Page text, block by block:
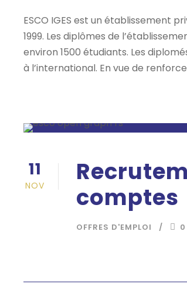
ESCO IGES est un établissement
1999. Les diplômes de
environ 1500 étudiants. Les
à l’international. En vue de
11
NOV
comptes
OFFRES D'EMPLOI 0